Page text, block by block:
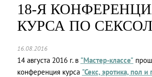
18-Я
КУРСА ПО
16.08.2016
14 августа 2016 г. в "Мастер-классе"
конференция курса "Секс, эротика, пол и